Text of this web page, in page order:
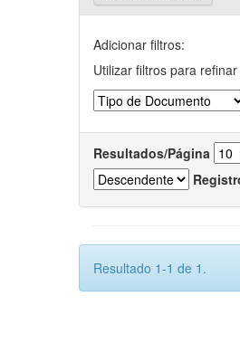
Adicionar filtros:
Utilizar filtros para
Resultados/Página
Resultado 1-1 de 1.